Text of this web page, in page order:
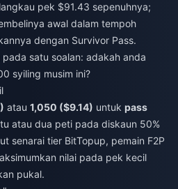
pek $91.43 sepenuhnya;
awal dalam tempoh
dengan Survivor Pass.
satu soalan: adakah anda
syiling musim ini?
atau 1,050 ($9.14) untuk pass
atau dua peti pada diskaun 50%
senarai tier BitTopup, pemain F2P
nilai pada pek kecil
pukal.